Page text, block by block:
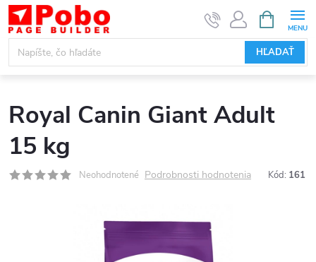
Prejsť
na
obsah
HĽADAŤ
KOŠÍK
Royal Canin Giant Adult
15 kg
Neohodnotené Podrobnosti hodnotenia Kód: 161